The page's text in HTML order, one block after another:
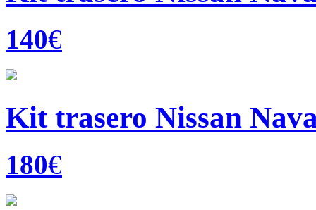
140€
Kit trasero Nissan
180€